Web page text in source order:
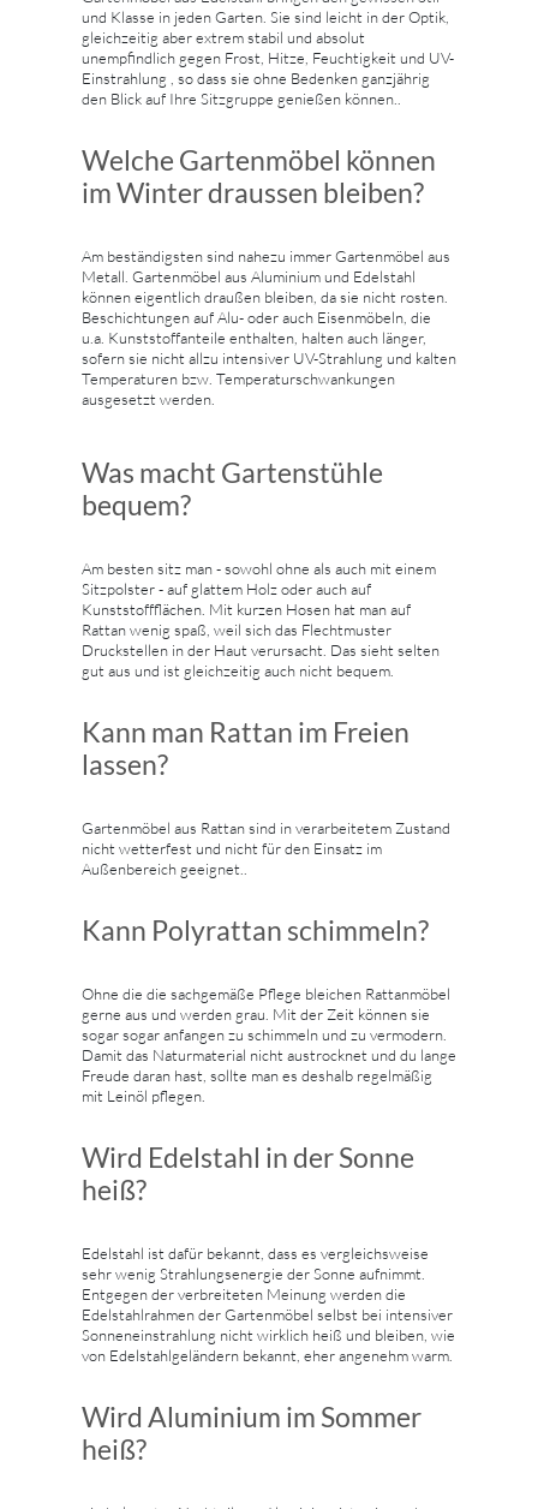
und Klasse in jeden Garten. Sie sind leicht in der Optik,
gleichzeitig aber extrem stabil und absolut
unempfindlich gegen Frost, Hitze, Feuchtigkeit und UV-
Einstrahlung , so dass sie ohne Bedenken ganzjährig
den Blick auf Ihre Sitzgruppe genießen können..
Welche Gartenmöbel können
im Winter draussen bleiben?
Am beständigsten sind nahezu immer Gartenmöbel aus
Metall. Gartenmöbel aus Aluminium und Edelstahl
können eigentlich draußen bleiben, da sie nicht rosten.
Beschichtungen auf Alu- oder auch Eisenmöbeln, die
u.a. Kunststoffanteile enthalten, halten auch länger,
sofern sie nicht allzu intensiver UV-Strahlung und kalten
Temperaturen bzw. Temperaturschwankungen
ausgesetzt werden.
Was macht Gartenstühle
bequem?
Am besten sitz man - sowohl ohne als auch mit einem
Sitzpolster - auf glattem Holz oder auch auf
Kunststoffflächen. Mit kurzen Hosen hat man auf
Rattan wenig spaß, weil sich das Flechtmuster
Druckstellen in der Haut verursacht. Das sieht selten
gut aus und ist gleichzeitig auch nicht bequem.
Kann man Rattan im Freien
lassen?
Gartenmöbel aus Rattan sind in verarbeitetem Zustand
nicht wetterfest und nicht für den Einsatz im
Außenbereich geeignet..
Kann Polyrattan schimmeln?
Ohne die die sachgemäße Pflege bleichen Rattanmöbel
gerne aus und werden grau. Mit der Zeit können sie
sogar sogar anfangen zu schimmeln und zu vermodern.
Damit das Naturmaterial nicht austrocknet und du lange
Freude daran hast, sollte man es deshalb regelmäßig
mit Leinöl pflegen.
Wird Edelstahl in der Sonne
heiß?
Edelstahl ist dafür bekannt, dass es vergleichsweise
sehr wenig Strahlungsenergie der Sonne aufnimmt.
Entgegen der verbreiteten Meinung werden die
Edelstahlrahmen der Gartenmöbel selbst bei intensiver
Sonneneinstrahlung nicht wirklich heiß und bleiben, wie
von Edelstahlgeländern bekannt, eher angenehm warm.
Wird Aluminium im Sommer
heiß?